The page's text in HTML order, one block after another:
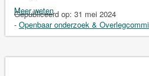
Meer weten
Gepubliceerd op: 31 mei 2024
- Openbaar onderzoek &